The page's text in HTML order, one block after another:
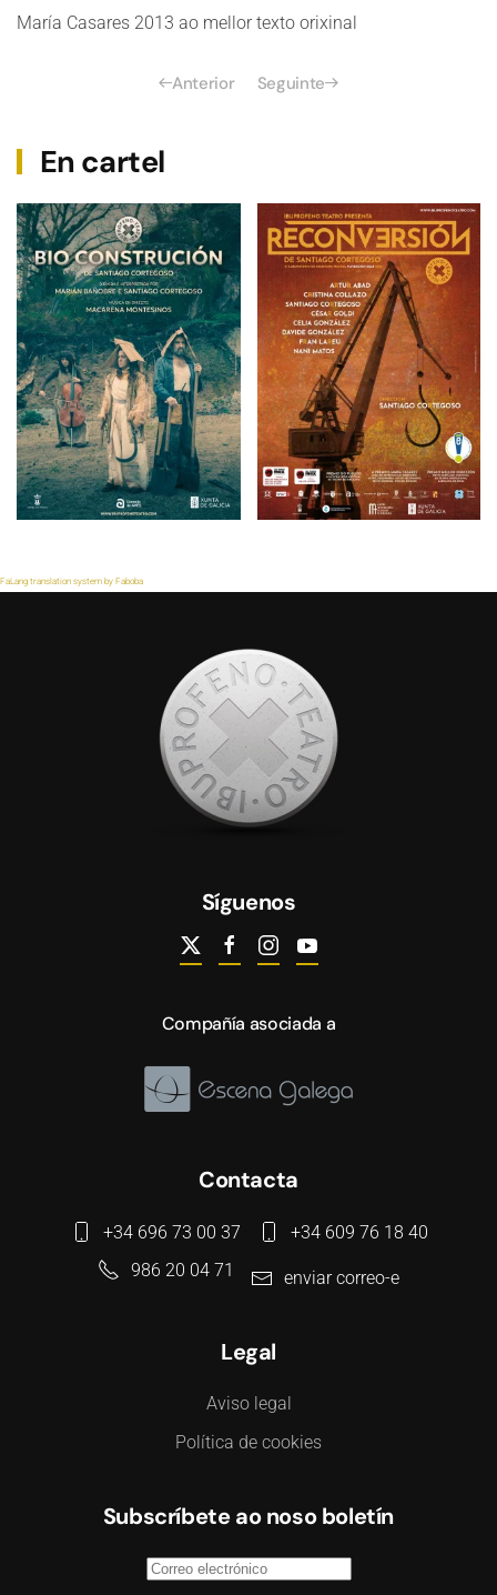
María Casares 2013 ao mellor texto orixinal
Anterior Seguinte
En cartel
FaLang translation system by Faboba
Síguenos
Compañía asociada a
Contacta
+34 696 73 00 37
+34 609 76 18 40
986 20 04 71
enviar correo-e
Legal
Aviso legal
Política de cookies
Subscríbete ao noso boletín